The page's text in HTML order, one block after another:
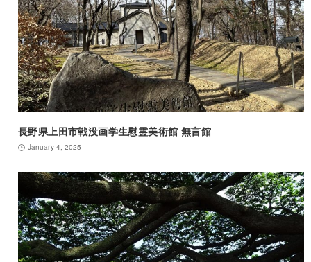
長野県上田市戦没画学生慰霊美術館 無言館
January 4, 2025